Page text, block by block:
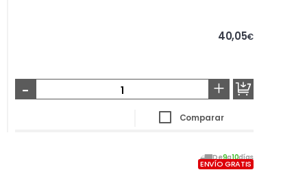
40,05€
- +
Comparar
De9a10días
ENVÍO GRATIS